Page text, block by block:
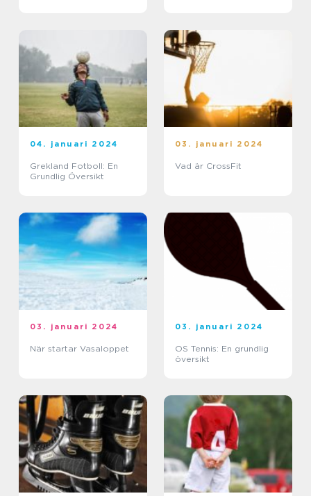
04. januari 2024
Grekland Fotboll: En
Grundlig Översikt
03. januari 2024
Vad är CrossFit
03. januari 2024
När startar Vasaloppet
03. januari 2024
OS Tennis: En grundlig
översikt